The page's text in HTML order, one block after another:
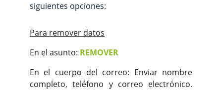
siguientes opciones:
Para remover datos
En el asunto: REMOVER
En el cuerpo del correo: Enviar nombre
completo, teléfono y correo electrónico.